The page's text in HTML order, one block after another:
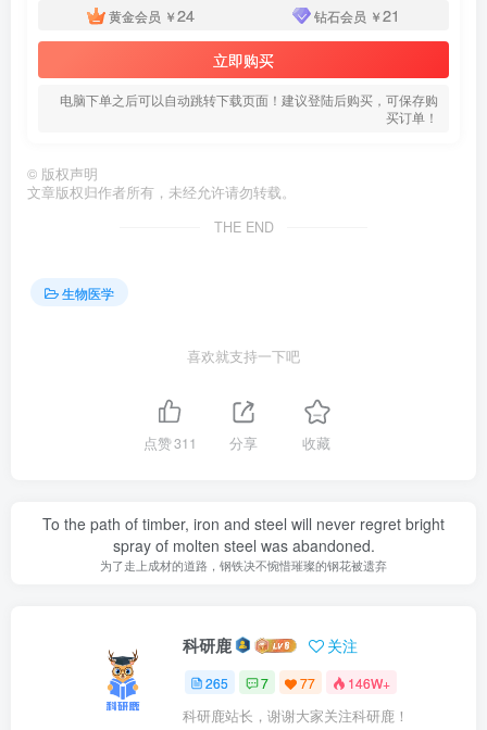
黄金会员 ￥24 钻石会员 ￥21
立即购买
电脑下单之后可以自动跳转下载页面！建议登陆后购买，可保存购
买订单！
© 版权声明
文章版权归作者所有，未经允许请勿转载。
THE END
生物医学
喜欢就支持一下吧
点赞311 分享 收藏
To the path of timber, iron and steel will never regret bright
spray of molten steel was abandoned.
为了走上成材的道路，钢铁决不惋惜璀璨的钢花被遗弃
科研鹿 关注
265 7 77 146W+
科研鹿站长，谢谢大家关注科研鹿！